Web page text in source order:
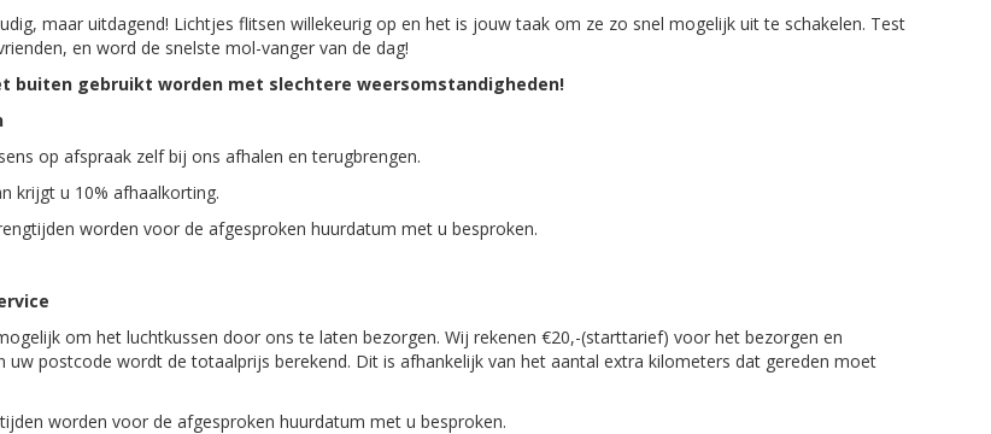
maar uitdagend! Lichtjes flitsen willekeurig op en het is jouw taak om ze zo snel mogelijk uit te schakelen. Test
en word de snelste mol-vanger van de dag!
buiten gebruikt worden met slechtere weersomstandigheden!
op afspraak zelf bij ons afhalen en terugbrengen.
krijgt u 10% afhaalkorting.
worden voor de afgesproken huurdatum met u besproken.
om het luchtkussen door ons te laten bezorgen. Wij rekenen €20,-(starttarief) voor het bezorgen en
uw postcode wordt de totaalprijs berekend. Dit is afhankelijk van het aantal extra kilometers dat gereden moet
worden voor de afgesproken huurdatum met u besproken.